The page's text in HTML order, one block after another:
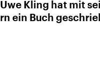
Kling hat mit
ein Buch